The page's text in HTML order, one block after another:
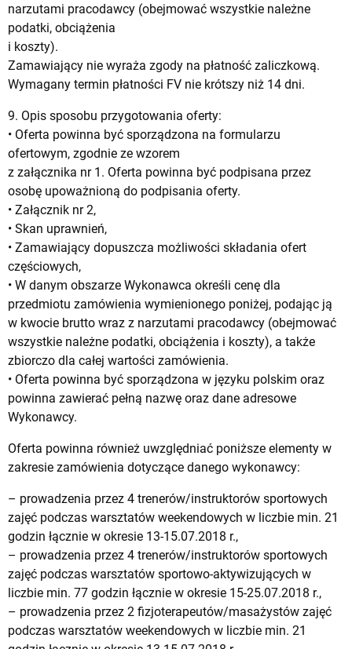
narzutami pracodawcy (obejmować wszystkie należne
podatki, obciążenia
i koszty).
Zamawiający nie wyraża zgody na płatność zaliczkową.
Wymagany termin płatności FV nie krótszy niż 14 dni.
9. Opis sposobu przygotowania oferty:
• Oferta powinna być sporządzona na formularzu
ofertowym, zgodnie ze wzorem
z załącznika nr 1. Oferta powinna być podpisana przez
osobę upoważnioną do podpisania oferty.
• Załącznik nr 2,
• Skan uprawnień,
• Zamawiający dopuszcza możliwości składania ofert
częściowych,
• W danym obszarze Wykonawca określi cenę dla
przedmiotu zamówienia wymienionego poniżej, podając ją
w kwocie brutto wraz z narzutami pracodawcy (obejmować
wszystkie należne podatki, obciążenia i koszty), a także
zbiorczo dla całej wartości zamówienia.
• Oferta powinna być sporządzona w języku polskim oraz
powinna zawierać pełną nazwę oraz dane adresowe
Wykonawcy.
Oferta powinna również uwzględniać poniższe elementy w
zakresie zamówienia dotyczące danego wykonawcy:
– prowadzenia przez 4 trenerów/instruktorów sportowych
zajęć podczas warsztatów weekendowych w liczbie min. 21
godzin łącznie w okresie 13-15.07.2018 r.,
– prowadzenia przez 4 trenerów/instruktorów sportowych
zajęć podczas warsztatów sportowo-aktywizujących w
liczbie min. 77 godzin łącznie w okresie 15-25.07.2018 r.,
– prowadzenia przez 2 fizjoterapeutów/masażystów zajęć
podczas warsztatów weekendowych w liczbie min. 21